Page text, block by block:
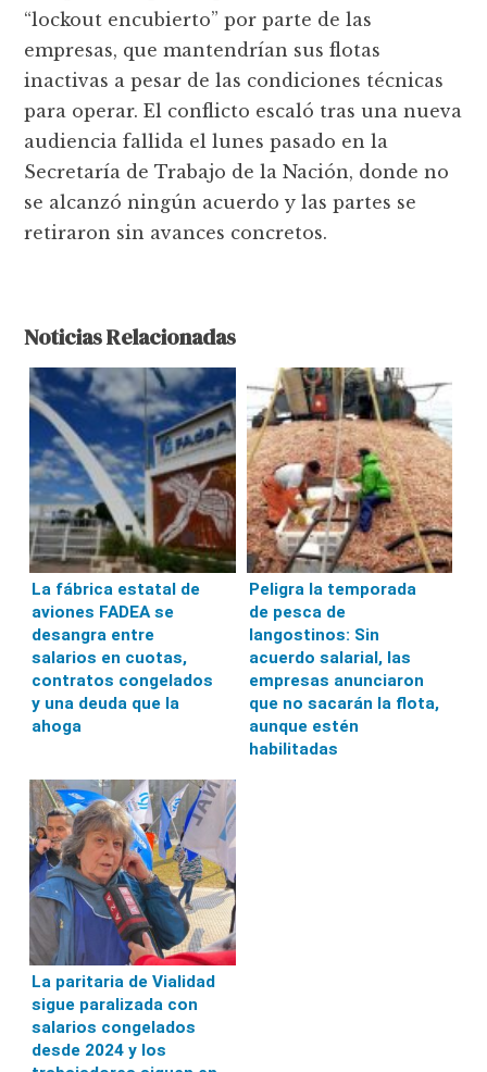
“lockout encubierto” por parte de las
empresas, que mantendrían sus flotas
inactivas a pesar de las condiciones técnicas
para operar. El conflicto escaló tras una nueva
audiencia fallida el lunes pasado en la
Secretaría de Trabajo de la Nación, donde no
se alcanzó ningún acuerdo y las partes se
retiraron sin avances concretos.
Noticias Relacionadas
La fábrica estatal de
aviones FADEA se
desangra entre
salarios en cuotas,
contratos congelados
y una deuda que la
ahoga
Peligra la temporada
de pesca de
langostinos: Sin
acuerdo salarial, las
empresas anunciaron
que no sacarán la flota,
aunque estén
habilitadas
La paritaria de Vialidad
sigue paralizada con
salarios congelados
desde 2024 y los